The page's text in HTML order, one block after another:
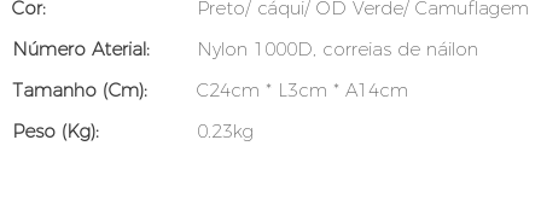
Cor:
Preto/ cáqui/ OD Verde/ Camuflagem
Número Aterial:
Nylon 1000D, correias de náilon
Tamanho (cm):
C24cm * L3cm * A14cm
Peso (kg):
0.23kg